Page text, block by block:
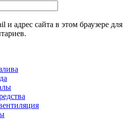
и адрес сайта в этом браузере для